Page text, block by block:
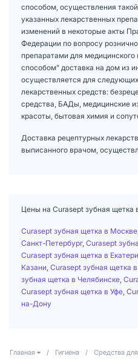
способом, осуществления
указанных лекарственных
изменений в некоторые акты
Федерации по вопросу
препаратами для
способом" доставка на дом из
осуществляется для следующих
лекарственных средств:
средства, БАДы, медицинские
красоты, бытовая химия и
Доставка рецептурных
выписанного врачом,
Цены на Curasept зубная щетка
Curasept зубная щетка в Москве
Санкт-Петербург, Curasept
Curasept зубная щетка в
Казани Curasept зубная щетка
зубная щетка в Челябинске
Curasept зубная щетка в Уфе
на-Дону
Главная / Гигиена / Средства